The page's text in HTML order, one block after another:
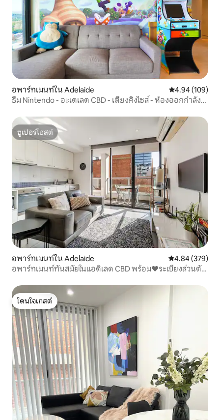
อพาร์ทเมนท์ใน Adelaide คะแนนเฉลี่ย
4.94 (109)
ธีม Nintendo - อะเดเลด CBD - เตียงคิงไซส์ - ห้องออกกำลัง
ซูเปอร์โฮสต์
ซูเปอร์โฮสต์
อพาร์ทเมนท์ใน Adelaide คะแนนเฉลี่ย
4.84 (379)
อพาร์ทเมนท์ทันสมัยในแอดิเลด CBD พร้อม❤ระเบียงส่วนตัว
โดนใจเกสต์
โดนใจเกสต์